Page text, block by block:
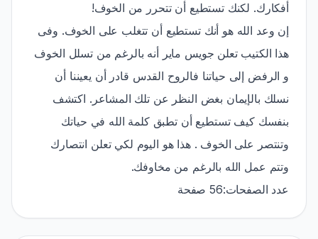
أفكارك. لكنك تستطيع أن تتحرر من الخوف!
إن وعد الله هو أنك تستطيع أن تتغلب على الخوف. وفى
هذا الكتيب تعلن جويس ماير أنه بالرغم من تسلل الخوف
و الرفض إلى حياتنا فالروح القدس قادر أن يعيننا أن
نسلك بالإيمان بغض النظر عن تلك المشاعر. اكتشف
بنفسك كيف تستطيع أن تطبق كلمة الله في حياتك
وتنتصر على الخوف . هذا هو اليوم لكي تعلن انتصارك
وتتم عمل الله بالرغم من مخاوفك.
عدد الصفحات:56 صفحة